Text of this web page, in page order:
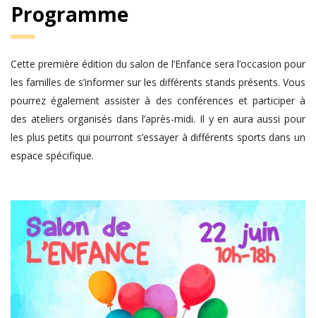
Programme
Cette première édition du salon de l’Enfance sera l’occasion pour
les familles de s’informer sur les différents stands présents. Vous
pourrez également assister à des conférences et participer à
des ateliers organisés dans l’après-midi. Il y en aura aussi pour
les plus petits qui pourront s’essayer à différents sports dans un
espace spécifique.